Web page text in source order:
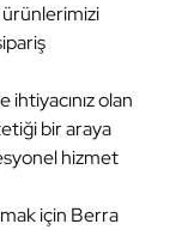
ürünlerimizi
olan
bir araya
hizmet
için Berra